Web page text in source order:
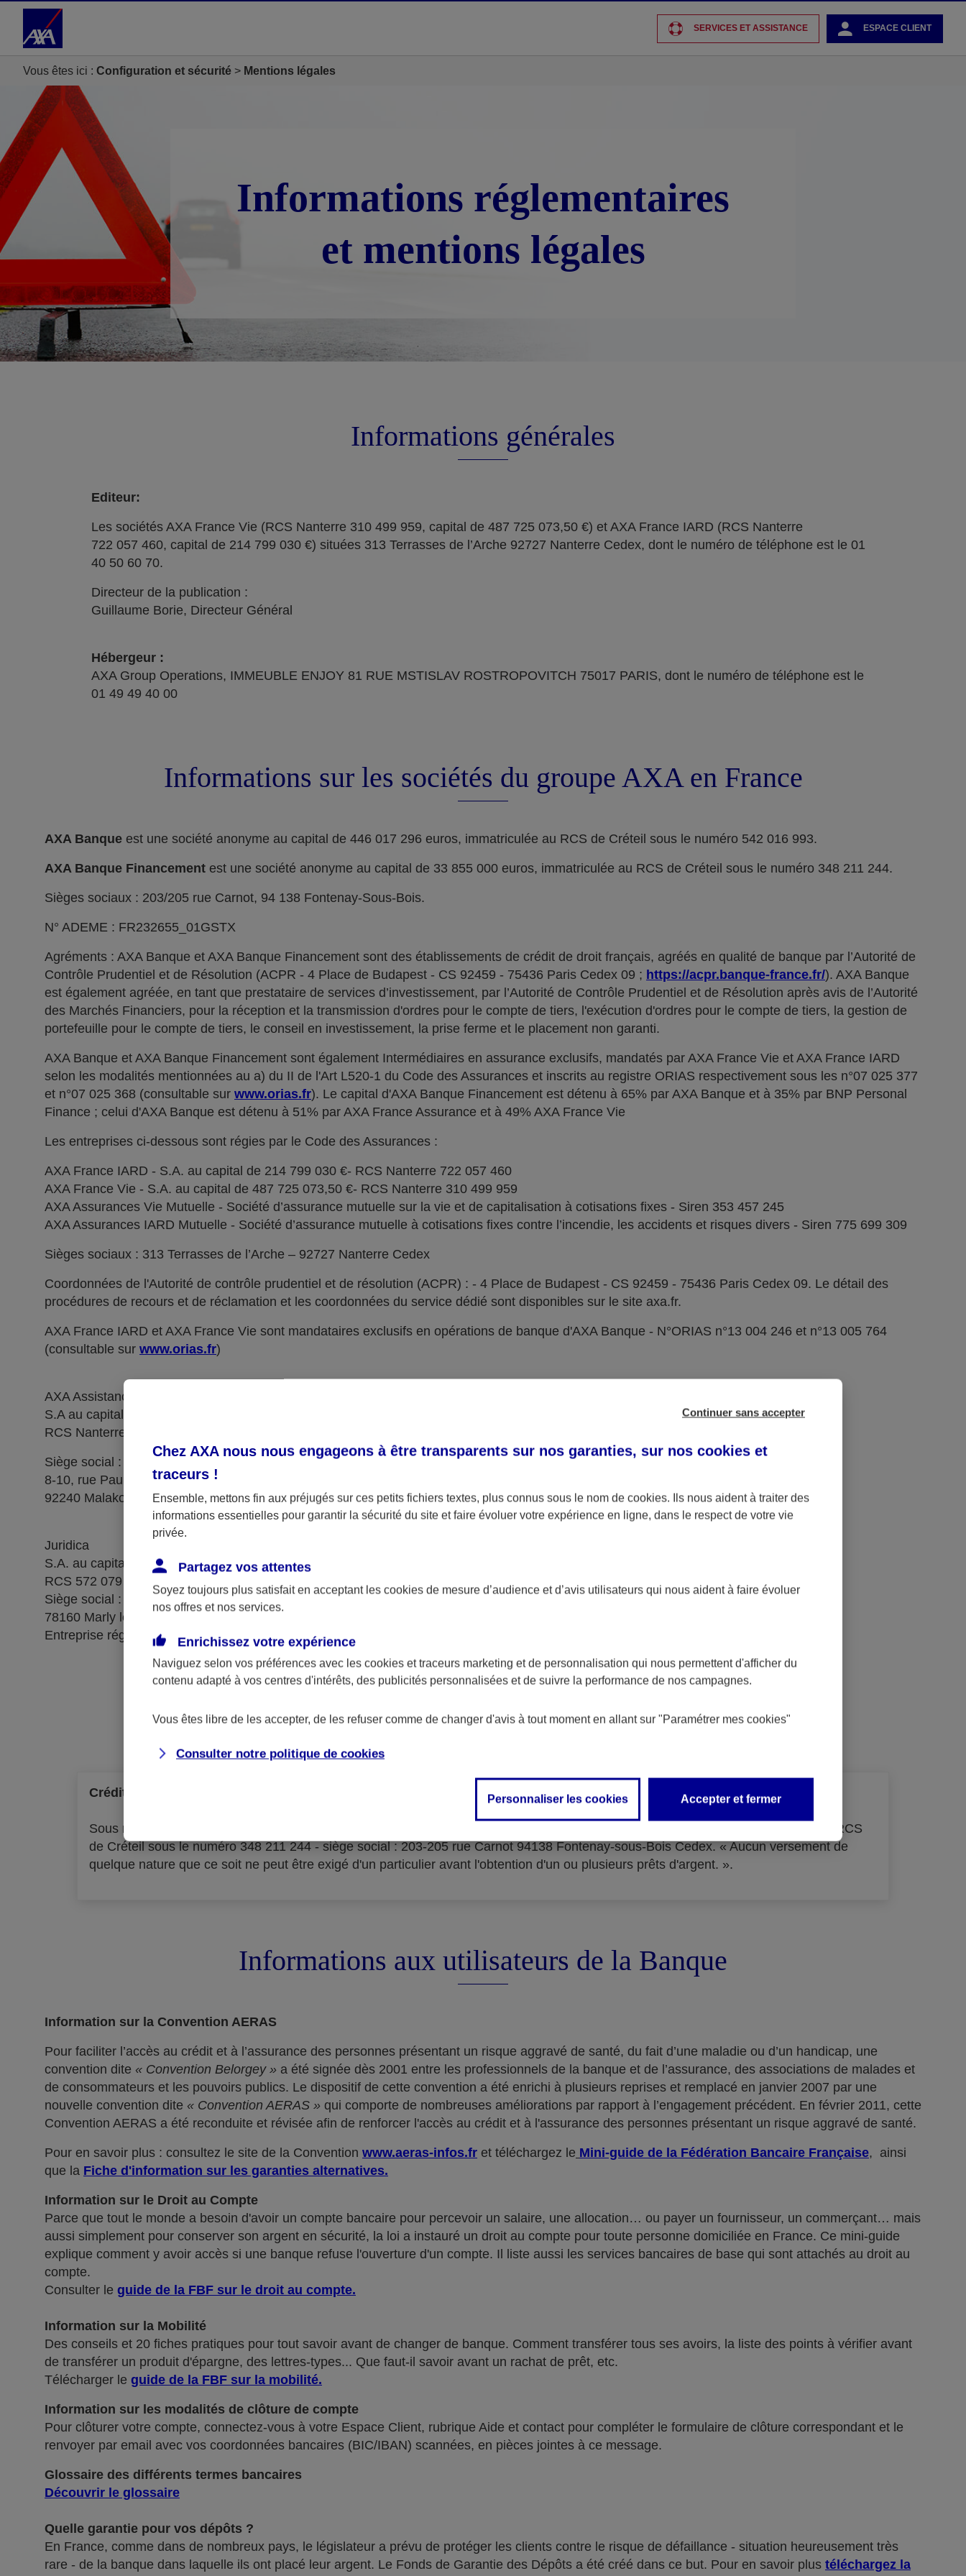
Accéder au Contenu
SERVICES ET ASSISTANCE ESPACE CLIENT
Vous êtes ici : Configuration et sécurité Mentions légales
Informations réglementaires
et mentions légales
Informations générales
Editeur:
Les sociétés AXA France Vie (RCS Nanterre 310 499 959, capital de 487 725 073,50 €) et AXA France IARD (RCS Nanterre
722 057 460, capital de 214 799 030 €) situées 313 Terrasses de l’Arche 92727 Nanterre Cedex, dont le numéro de téléphone est le 01
40 50 60 70.
Directeur de la publication :
Guillaume Borie, Directeur Général
Hébergeur :
AXA Group Operations, IMMEUBLE ENJOY 81 RUE MSTISLAV ROSTROPOVITCH 75017 PARIS, dont le numéro de téléphone est le
01 49 49 40 00
Informations sur les sociétés du groupe AXA en France
AXA Banque est une société anonyme au capital de 446 017 296 euros, immatriculée au RCS de Créteil sous le numéro 542 016 993.
AXA Banque Financement est une société anonyme au capital de 33 855 000 euros, immatriculée au RCS de Créteil sous le numéro 348 211 244.
Sièges sociaux : 203/205 rue Carnot, 94 138 Fontenay-Sous-Bois.
N° ADEME : FR232655_01GSTX
Agréments : AXA Banque et AXA Banque Financement sont des établissements de crédit de droit français, agréés en qualité de banque par l’Autorité de
Contrôle Prudentiel et de Résolution (ACPR - 4 Place de Budapest - CS 92459 - 75436 Paris Cedex 09 ; https://acpr.banque-france.fr/). AXA Banque
est également agréée, en tant que prestataire de services d’investissement, par l’Autorité de Contrôle Prudentiel et de Résolution après avis de l’Autorité
des Marchés Financiers, pour la réception et la transmission d'ordres pour le compte de tiers, l'exécution d'ordres pour le compte de tiers, la gestion de
portefeuille pour le compte de tiers, le conseil en investissement, la prise ferme et le placement non garanti.
AXA Banque et AXA Banque Financement sont également Intermédiaires en assurance exclusifs, mandatés par AXA France Vie et AXA France IARD
selon les modalités mentionnées au a) du II de l'Art L520-1 du Code des Assurances et inscrits au registre ORIAS respectivement sous les n°07 025 377
et n°07 025 368 (consultable sur www.orias.fr). Le capital d'AXA Banque Financement est détenu à 65% par AXA Banque et à 35% par BNP Personal
Finance ; celui d'AXA Banque est détenu à 51% par AXA France Assurance et à 49% AXA France Vie
Les entreprises ci-dessous sont régies par le Code des Assurances :
AXA France IARD - S.A. au capital de 214 799 030 €- RCS Nanterre 722 057 460
AXA France Vie - S.A. au capital de 487 725 073,50 €- RCS Nanterre 310 499 959
AXA Assurances Vie Mutuelle - Société d’assurance mutuelle sur la vie et de capitalisation à cotisations fixes - Siren 353 457 245
AXA Assurances IARD Mutuelle - Société d’assurance mutuelle à cotisations fixes contre l’incendie, les accidents et risques divers - Siren 775 699 309
Sièges sociaux : 313 Terrasses de l’Arche – 92727 Nanterre Cedex
Coordonnées de l'Autorité de contrôle prudentiel et de résolution (ACPR) : - 4 Place de Budapest - CS 92459 - 75436 Paris Cedex 09. Le détail des
procédures de recours et de réclamation et les coordonnées du service dédié sont disponibles sur le site axa.fr.
AXA France IARD et AXA France Vie sont mandataires exclusifs en opérations de banque d'AXA Banque - N°ORIAS n°13 004 246 et n°13 005 764
(consultable sur www.orias.fr)
AXA Assistance France Assurances,
S.A au capital de 51 429 430,40 €,
RCS Nanterre 415 392 724
Siège social :
8-10, rue Paul Vaillant Couturier
92240 Malakoff
Juridica
S.A. au capital de 14 627 854,68 €
RCS 572 079 150 Versailles
Siège social : 1, place Victorien Sardou
78160 Marly le Roi
Entreprise régie par le code des assurances
Réserves d'acceptation du crédit
Crédit à la consommation
Sous réserve d'acceptation par l'organisme prêteur : AXA Banque Financement – SA au capital de 33 855 000 € - immatriculée au RCS
de Créteil sous le numéro 348 211 244 - siège social : 203-205 rue Carnot 94138 Fontenay-sous-Bois Cedex. « Aucun versement de
quelque nature que ce soit ne peut être exigé d'un particulier avant l'obtention d'un ou plusieurs prêts d'argent. ».
Informations aux utilisateurs de la Banque
Information sur la Convention AERAS
Pour faciliter l’accès au crédit et à l’assurance des personnes présentant un risque aggravé de santé, du fait d’une maladie ou d’un handicap, une
convention dite « Convention Belorgey » a été signée dès 2001 entre les professionnels de la banque et de l’assurance, des associations de malades et
de consommateurs et les pouvoirs publics. Le dispositif de cette convention a été enrichi à plusieurs reprises et remplacé en janvier 2007 par une
nouvelle convention dite « Convention AERAS » qui comporte de nombreuses améliorations par rapport à l’engagement précédent. En février 2011, cette
Convention AERAS a été reconduite et révisée afin de renforcer l'accès au crédit et à l'assurance des personnes présentant un risque aggravé de santé.
Pour en savoir plus : consultez le site de la Convention www.aeras-infos.fr et téléchargez le Mini-guide de la Fédération Bancaire Française, ainsi
que la Fiche d'information sur les garanties alternatives.
Information sur le Droit au Compte
Parce que tout le monde a besoin d'avoir un compte bancaire pour percevoir un salaire, une allocation… ou payer un fournisseur, un commerçant… mais
aussi simplement pour conserver son argent en sécurité, la loi a instauré un droit au compte pour toute personne domiciliée en France. Ce mini-guide
explique comment y avoir accès si une banque refuse l'ouverture d'un compte. Il liste aussi les services bancaires de base qui sont attachés au droit au
compte.
Consulter le guide de la FBF sur le droit au compte.
Information sur la Mobilité
Des conseils et 20 fiches pratiques pour tout savoir avant de changer de banque. Comment transférer tous ses avoirs, la liste des points à vérifier avant
de transférer un produit d'épargne, des lettres-types... Que faut-il savoir avant un rachat de prêt, etc.
Télécharger le guide de la FBF sur la mobilité.
Information sur les modalités de clôture de compte
Pour clôturer votre compte, connectez-vous à votre Espace Client, rubrique Aide et contact pour compléter le formulaire de clôture correspondant et le
renvoyer par email avec vos coordonnées bancaires (BIC/IBAN) scannées, en pièces jointes à ce message.
Glossaire des différents termes bancaires
Découvrir le glossaire
Quelle garantie pour vos dépôts ?
En France, comme dans de nombreux pays, le législateur a prévu de protéger les clients contre le risque de défaillance - situation heureusement très
rare - de la banque dans laquelle ils ont placé leur argent. Le Fonds de Garantie des Dépôts a été créé dans ce but. Pour en savoir plus téléchargez la
Continuer sans accepter
Chez AXA nous nous engageons à être transparents sur nos garanties, sur nos cookies et
traceurs !
Ensemble, mettons fin aux préjugés sur ces petits fichiers textes, plus connus sous le nom de cookies. Ils nous aident à traiter des
informations essentielles pour garantir la sécurité du site et faire évoluer votre expérience en ligne, dans le respect de votre vie
privée.
Partagez vos attentes
Soyez toujours plus satisfait en acceptant les cookies de mesure d’audience et d’avis utilisateurs qui nous aident à faire évoluer
nos offres et nos services.
Enrichissez votre expérience
Naviguez selon vos préférences avec les cookies et traceurs marketing et de personnalisation qui nous permettent d'afficher du
contenu adapté à vos centres d'intérêts, des publicités personnalisées et de suivre la performance de nos campagnes.
Vous êtes libre de les accepter, de les refuser comme de changer d'avis à tout moment en allant sur "Paramétrer mes cookies"
Consulter notre politique de cookies
Personnaliser les cookies Accepter et fermer